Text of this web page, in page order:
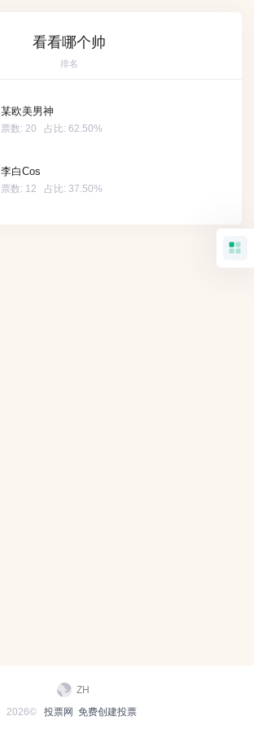
看看哪个帅
排名
某欧美男神
票数: 20 占比: 62.50%
李白Cos
票数: 12 占比: 37.50%
2026© 投票网 免费创建投票
ZH